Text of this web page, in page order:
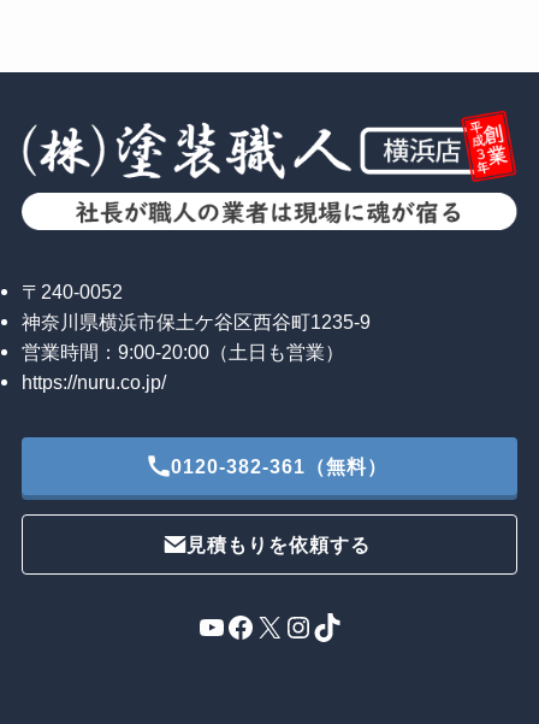
〒240-0052
神奈川県横浜市保土ケ谷区西谷町1235-9
営業時間：9:00-20:00（土日も営業）
https://nuru.co.jp/
0120-382-361（無料）
見積もりを依頼する
YouTube
Facebook
X Instagram
TikTok